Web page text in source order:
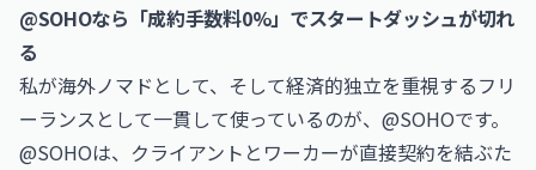
@SOHOなら「成約手数料0%」でスタートダッシュが切れ
る
私が海外ノマドとして、そして経済的独立を重視するフリ
ーランスとして一貫して使っているのが、@SOHOです。
@SOHOは、クライアントとワーカーが直接契約を結ぶた